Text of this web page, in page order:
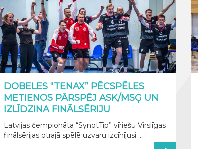
DOBELES “TENAX” PĒCSPĒLES
METIENOS PĀRSPĒJ ASK/MSĢ UN
IZLĪDZINA FINĀLSĒRIJU
Latvijas čempionāta “SynotTip” vīriešu Virslīgas
finālsērijas otrajā spēlē uzvaru izcīnījusi ...